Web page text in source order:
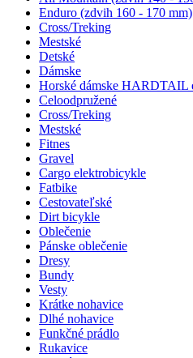
Enduro (zdvih 160 - 170 mm)
Cross/Treking
Mestské
Detské
Dámske
Horské dámske HARDTAIL
Celoodpružené
Cross/Treking
Mestské
Fitnes
Gravel
Cargo elektrobicykle
Fatbike
Cestovateľské
Dirt bicykle
Oblečenie
Pánske oblečenie
Dresy
Bundy
Vesty
Krátke nohavice
Dlhé nohavice
Funkčné prádlo
Rukavice